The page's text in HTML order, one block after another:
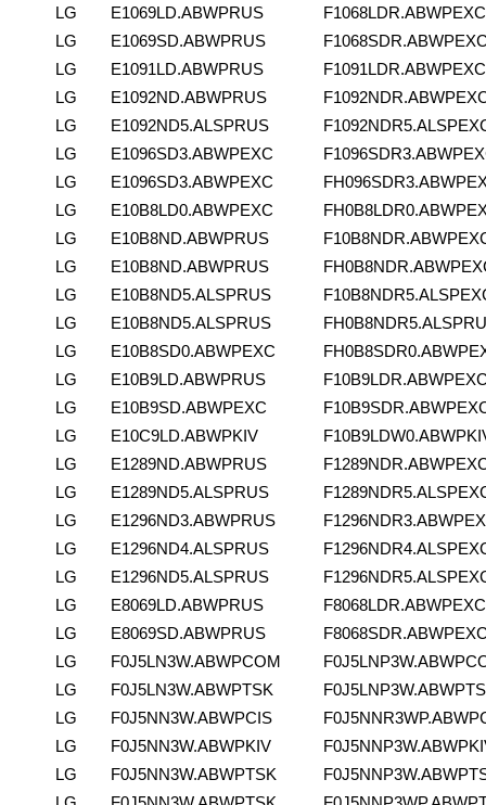
LG
E1069LD.ABWPRUS
F1068LDR.ABWPEXC
LG
E1069SD.ABWPRUS
LG
E1091LD.ABWPRUS
F1091LDR.ABWPEXC
LG
E1092ND.ABWPRUS
LG
E1092ND5.ALSPRUS
LG
E1096SD3.ABWPEXC
LG
E1096SD3.ABWPEXC
LG
E10B8LD0.ABWPEXC
LG
E10B8ND.ABWPRUS
LG
E10B8ND.ABWPRUS
LG
E10B8ND5.ALSPRUS
LG
E10B8ND5.ALSPRUS
LG
E10B8SD0.ABWPEXC
LG
E10B9LD.ABWPRUS
LG
E10B9SD.ABWPEXC
LG
E10C9LD.ABWPKIV
LG
E1289ND.ABWPRUS
LG
E1289ND5.ALSPRUS
LG
E1296ND3.ABWPRUS
LG
E1296ND4.ALSPRUS
LG
E1296ND5.ALSPRUS
LG
E8069LD.ABWPRUS
F8068LDR.ABWPEXC
LG
E8069SD.ABWPRUS
LG
F0J5LN3W.ABWPCOM
LG
F0J5LN3W.ABWPTSK
LG
F0J5NN3W.ABWPCIS
LG
F0J5NN3W.ABWPKIV
LG
F0J5NN3W.ABWPTSK